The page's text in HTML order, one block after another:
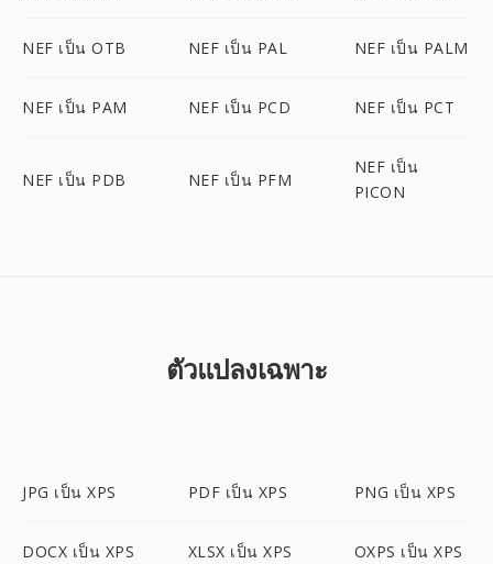
NEF เป็น OTB NEF เป็น PAL NEF เป็น PALM
NEF เป็น PAM NEF เป็น PCD NEF เป็น PCT
NEF เป็น PDB NEF เป็น PFM
NEF เป็น
PICON
ตัวแปลงเฉพาะ
JPG เป็น XPS PDF เป็น XPS PNG เป็น XPS
DOCX เป็น XPS XLSX เป็น XPS OXPS เป็น XPS